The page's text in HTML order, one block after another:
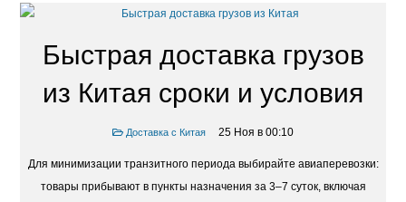
Быстрая доставка грузов
из Китая сроки и условия
Доставка с Китая 25 Ноя в 00:10
Для минимизации транзитного периода выбирайте авиаперевозки:
товары прибывают в пункты назначения за 3–7 суток, включая